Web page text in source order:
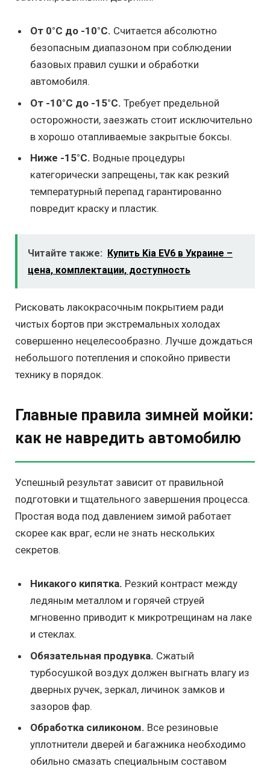
От 0°C до -10°C. Считается абсолютно
безопасным диапазоном при соблюдении
базовых правил сушки и обработки
автомобиля.
От -10°C до -15°C. Требует предельной
осторожности, заезжать стоит исключительно
в хорошо отапливаемые закрытые боксы.
Ниже -15°C. Водные процедуры
категорически запрещены, так как резкий
температурный перепад гарантированно
повредит краску и пластик.
Читайте также: Купить Kia EV6 в Украине –
цена, комплектации, доступность
Рисковать лакокрасочным покрытием ради
чистых бортов при экстремальных холодах
совершенно нецелесообразно. Лучше дождаться
небольшого потепления и спокойно привести
технику в порядок.
Главные правила зимней мойки:
как не навредить автомобилю
Успешный результат зависит от правильной
подготовки и тщательного завершения процесса.
Простая вода под давлением зимой работает
скорее как враг, если не знать нескольких
секретов.
Никакого кипятка. Резкий контраст между
ледяным металлом и горячей струей
мгновенно приводит к микротрещинам на лаке
и стеклах.
Обязательная продувка. Сжатый
турбосушкой воздух должен выгнать влагу из
дверных ручек, зеркал, личинок замков и
зазоров фар.
Обработка силиконом. Все резиновые
уплотнители дверей и багажника необходимо
обильно смазать специальным составом